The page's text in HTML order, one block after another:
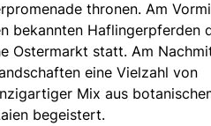
thronen. Am
bekannten Haflingerpferden
Ostermarkt statt. Am
eine Vielzahl von
Mix aus
begeistert.